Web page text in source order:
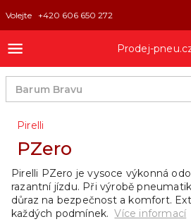
Volejte +420 606 650 272
Prodej-
Pirelli
PZero
Pirelli PZero je vysoce výkonná
razantní jízdu. Při výrobě
důraz na bezpečnost a komfort.
každých podmínek. Více informací